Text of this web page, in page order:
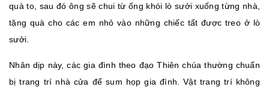
quà to, sau đó ông sẽ chui từ ống khói lò sưởi xuống từng nhà,
tặng quà cho các em nhỏ vào những chiếc tất được treo ở lò
sưởi.
Nhân dịp này, các gia đình theo đạo Thiên chúa thường chuẩn
bị trang trí nhà cửa để sum họp gia đình. Vật trang trí không